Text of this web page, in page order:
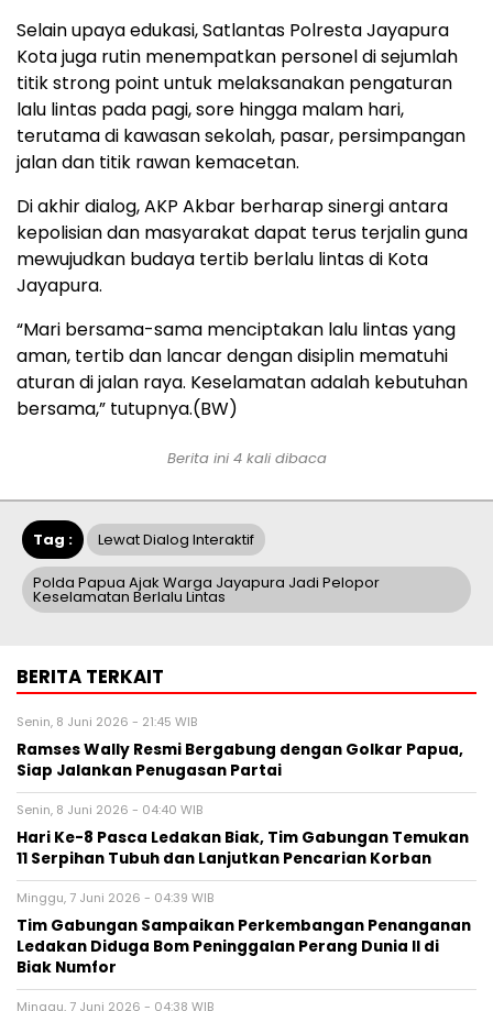
Selain upaya edukasi, Satlantas Polresta Jayapura
Kota juga rutin menempatkan personel di sejumlah
titik strong point untuk melaksanakan pengaturan
lalu lintas pada pagi, sore hingga malam hari,
terutama di kawasan sekolah, pasar, persimpangan
jalan dan titik rawan kemacetan.
Di akhir dialog, AKP Akbar berharap sinergi antara
kepolisian dan masyarakat dapat terus terjalin guna
mewujudkan budaya tertib berlalu lintas di Kota
Jayapura.
“Mari bersama-sama menciptakan lalu lintas yang
aman, tertib dan lancar dengan disiplin mematuhi
aturan di jalan raya. Keselamatan adalah kebutuhan
bersama,” tutupnya.(BW)
Berita ini 4 kali dibaca
Tag : Lewat Dialog Interaktif
Polda Papua Ajak Warga Jayapura Jadi Pelopor
Keselamatan Berlalu Lintas
BERITA TERKAIT
Senin, 8 Juni 2026 - 21:45 WIB
Ramses Wally Resmi Bergabung dengan Golkar Papua,
Siap Jalankan Penugasan Partai
Senin, 8 Juni 2026 - 04:40 WIB
Hari Ke-8 Pasca Ledakan Biak, Tim Gabungan Temukan
11 Serpihan Tubuh dan Lanjutkan Pencarian Korban
Minggu, 7 Juni 2026 - 04:39 WIB
Tim Gabungan Sampaikan Perkembangan Penanganan
Ledakan Diduga Bom Peninggalan Perang Dunia II di
Biak Numfor
Minggu, 7 Juni 2026 - 04:38 WIB